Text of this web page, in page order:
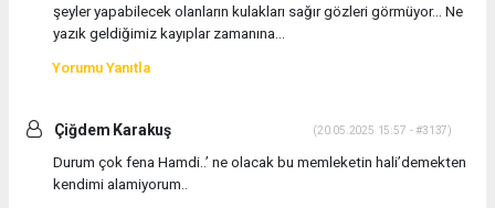
şeyler yapabilecek olanların kulakları sağır gözleri görmüyor... Ne
yazık geldiğimiz kayıplar zamanına...
Yorumu Yanıtla
Çiğdem Karakuş (20.05.2025 15:57 - #3137)
Durum çok fena Hamdi..’ ne olacak bu memleketin hali’demekten
kendimi alamiyorum..